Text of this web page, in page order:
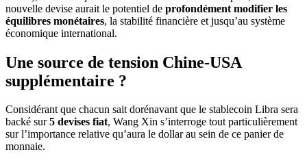
nouvelle devise aurait le potentiel de profondément modifier les
équilibres monétaires, la stabilité financière et jusqu’au système
économique international.
Une source de tension Chine-USA
supplémentaire ?
Considérant que chacun sait dorénavant que le stablecoin Libra sera
backé sur5 devises fiat, Wang Xin s’interroge tout particulièrement
sur l’importance relative qu’aura le dollar au sein de ce panier de
monnaie.